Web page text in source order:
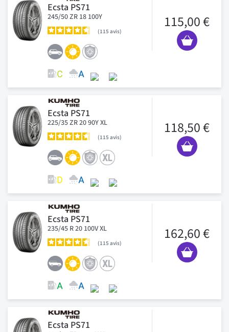
Ecsta PS71
245/50 ZR 18 100Y
115 avis
115,00 €
Ecsta PS71
225/35 ZR 20 90Y XL
115 avis
118,50 €
Ecsta PS71
235/45 R 20 100V XL
115 avis
162,60 €
Ecsta PS71